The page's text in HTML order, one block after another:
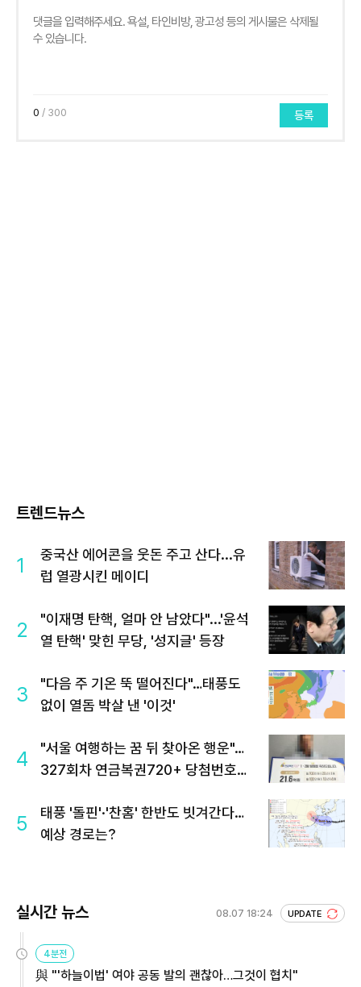
0 / 300 등록
트렌드뉴스
1
중국산 에어콘을 웃돈 주고 산다...유
럽 열광시킨 메이디
2
"이재명 탄핵, 얼마 안 남았다"...'윤석
열 탄핵' 맞힌 무당, '성지글' 등장
3
"다음 주 기온 뚝 떨어진다"…태풍도
없이 열돔 박살 낸 '이것'
4
"서울 여행하는 꿈 뒤 찾아온 행운"…
327회차 연금복권720+ 당첨번호조
5
태풍 '돌핀'·'찬홈' 한반도 빗겨간다…
예상 경로는?
실시간 뉴스 08.07 18:24 UPDATE
4분전
與 "'하늘이법' 여야 공동 발의 괜찮아…그것이 협치"